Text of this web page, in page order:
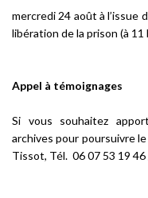
mercredi 24 août à l’issue
libération de la prison (à 11
Appel à témoignages
Si vous souhaitez
archives pour poursuivre
Tissot, Tél. 06 07 53 19